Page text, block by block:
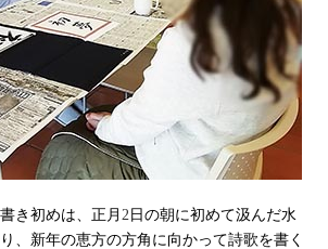
き初めは、正月2日の朝に初めて汲んだ水
、新年の恵方の方角に向かって詩歌を書く